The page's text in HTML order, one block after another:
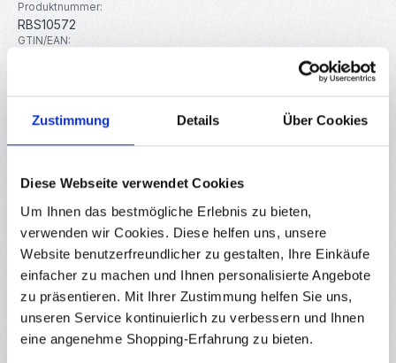
Zustimmung Details Über Cookies
Diese Webseite verwendet Cookies
Um Ihnen das bestmögliche Erlebnis zu bieten,
verwenden wir Cookies. Diese helfen uns, unsere
Website benutzerfreundlicher zu gestalten, Ihre Einkäufe
einfacher zu machen und Ihnen personalisierte Angebote
zu präsentieren. Mit Ihrer Zustimmung helfen Sie uns,
unseren Service kontinuierlich zu verbessern und Ihnen
eine angenehme Shopping-Erfahrung zu bieten.
Produktnummer:
RBS10572
GTIN/EAN:
5er Set 3-poliger 70 cm Verbindungskabel Buchse -
zum Verbinden…Mehr
Eigenschaften
Downloads
Bewertungen
2